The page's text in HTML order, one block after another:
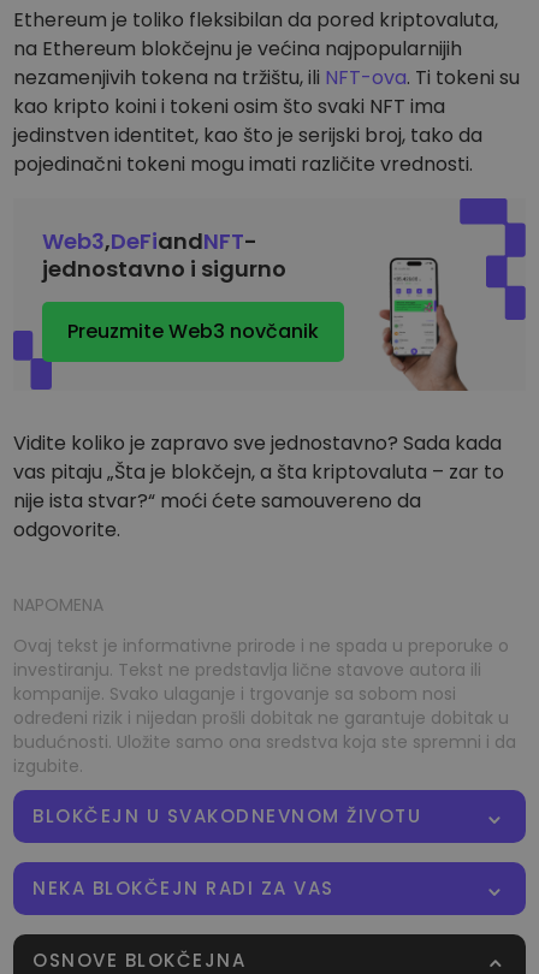
Ethereum je toliko fleksibilan da pored kriptovaluta,
na Ethereum blokčejnu je većina najpopularnijih
nezamenjivih tokena na tržištu, ili NFT-ova. Ti tokeni su
kao kripto koini i tokeni osim što svaki NFT ima
jedinstven identitet, kao što je serijski broj, tako da
pojedinačni tokeni mogu imati različite vrednosti.
Web3,DeFiandNFT-
jednostavno i sigurno
Preuzmite Web3 novčanik
Vidite koliko je zapravo sve jednostavno? Sada kada
vas pitaju „Šta je blokčejn, a šta kriptovaluta – zar to
nije ista stvar?“ moći ćete samouvereno da
odgovorite.
NAPOMENA
Ovaj tekst je informativne prirode i ne spada u preporuke o
investiranju. Tekst ne predstavlja lične stavove autora ili
kompanije. Svako ulaganje i trgovanje sa sobom nosi
određeni rizik i nijedan prošli dobitak ne garantuje dobitak u
budućnosti. Uložite samo ona sredstva koja ste spremni i da
izgubite.
BLOKČEJN U SVAKODNEVNOM ŽIVOTU
NEKA BLOKČEJN RADI ZA VAS
OSNOVE BLOKČEJNA